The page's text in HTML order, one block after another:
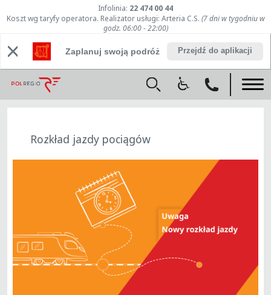
Infolinia: 22 474 00 44
Koszt wg taryfy operatora. Realizator usługi: Arteria C.S. (7 dni w tygodniu w
godz. 06:00 - 22:00)
Zaplanuj swoją podróż Przejdź do aplikacji
Rozkład jazdy pociągów